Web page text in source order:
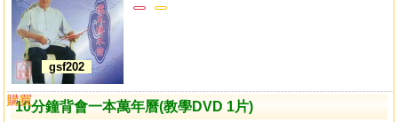
gsf202
10分鐘背會一本萬年曆(教學DVD 1片)
購買
比較